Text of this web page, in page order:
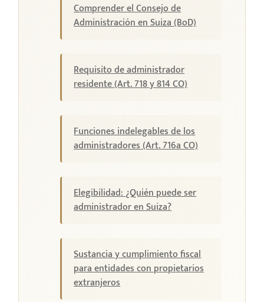
Comprender el Consejo de
Administración en Suiza (BoD)
Requisito de administrador
residente (Art. 718 y 814 CO)
Funciones indelegables de los
administradores (Art. 716a CO)
Elegibilidad: ¿Quién puede ser
administrador en Suiza?
Sustancia y cumplimiento fiscal
para entidades con propietarios
extranjeros